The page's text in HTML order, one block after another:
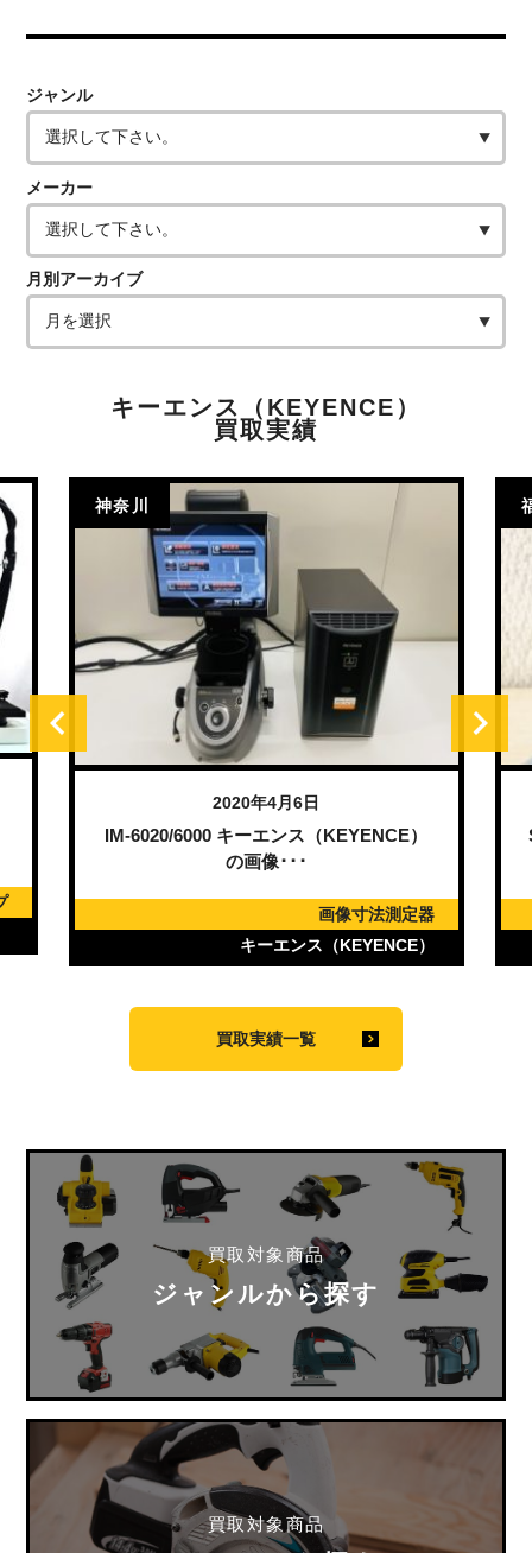
ジャンル
メーカー
月別アーカイブ
キーエンス（KEYENCE）
買取実績
神奈川
2020年4月6日
IM-6020/6000 キーエンス（KEYENCE）
の画像･･･
画像寸法測定器
キーエンス（KEYENCE）
買取実績一覧
買取対象商品
ジャンルから探す
買取対象商品